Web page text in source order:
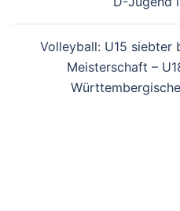
Volleyball: U15 siebter
Meisterschaft –